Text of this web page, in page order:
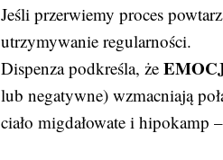
Jeśli przerwiemy proces
utrzymywanie regularności.
Dispenza podkreśla, że
lub negatywne) wzmacniają
ciało migdałowate i hipokamp